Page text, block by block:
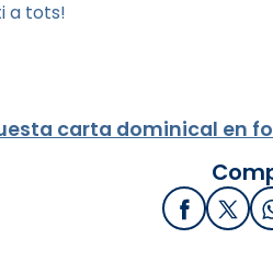
a tots!
carta dominical en
Facebook
X /